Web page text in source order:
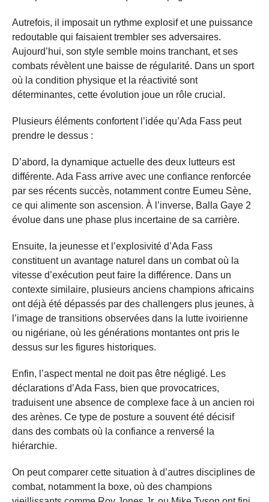
Autrefois, il imposait un rythme explosif et une puissance
redoutable qui faisaient trembler ses adversaires.
Aujourd’hui, son style semble moins tranchant, et ses
combats révèlent une baisse de régularité. Dans un sport
où la condition physique et la réactivité sont
déterminantes, cette évolution joue un rôle crucial.
Plusieurs éléments confortent l’idée qu’Ada Fass peut
prendre le dessus :
D’abord, la dynamique actuelle des deux lutteurs est
différente. Ada Fass arrive avec une confiance renforcée
par ses récents succès, notamment contre Eumeu Sène,
ce qui alimente son ascension. À l’inverse, Balla Gaye 2
évolue dans une phase plus incertaine de sa carrière.
Ensuite, la jeunesse et l’explosivité d’Ada Fass
constituent un avantage naturel dans un combat où la
vitesse d’exécution peut faire la différence. Dans un
contexte similaire, plusieurs anciens champions africains
ont déjà été dépassés par des challengers plus jeunes, à
l’image de transitions observées dans la lutte ivoirienne
ou nigériane, où les générations montantes ont pris le
dessus sur les figures historiques.
Enfin, l’aspect mental ne doit pas être négligé. Les
déclarations d’Ada Fass, bien que provocatrices,
traduisent une absence de complexe face à un ancien roi
des arènes. Ce type de posture a souvent été décisif
dans des combats où la confiance a renversé la
hiérarchie.
On peut comparer cette situation à d’autres disciplines de
combat, notamment la boxe, où des champions